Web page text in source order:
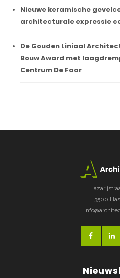
Nieuwe keramische
architecturale expressie
De Gouden Liniaal
Bouw Award met
Centrum De Faar
3500